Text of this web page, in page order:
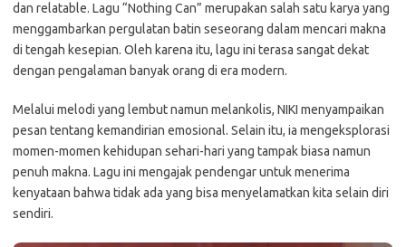
dan relatable. Lagu “Nothing Can” merupakan salah satu karya yang
menggambarkan pergulatan batin seseorang dalam mencari makna
di tengah kesepian. Oleh karena itu, lagu ini terasa sangat dekat
dengan pengalaman banyak orang di era modern.
Melalui melodi yang lembut namun melankolis, NIKI menyampaikan
pesan tentang kemandirian emosional. Selain itu, ia mengeksplorasi
momen-momen kehidupan sehari-hari yang tampak biasa namun
penuh makna. Lagu ini mengajak pendengar untuk menerima
kenyataan bahwa tidak ada yang bisa menyelamatkan kita selain diri
sendiri.